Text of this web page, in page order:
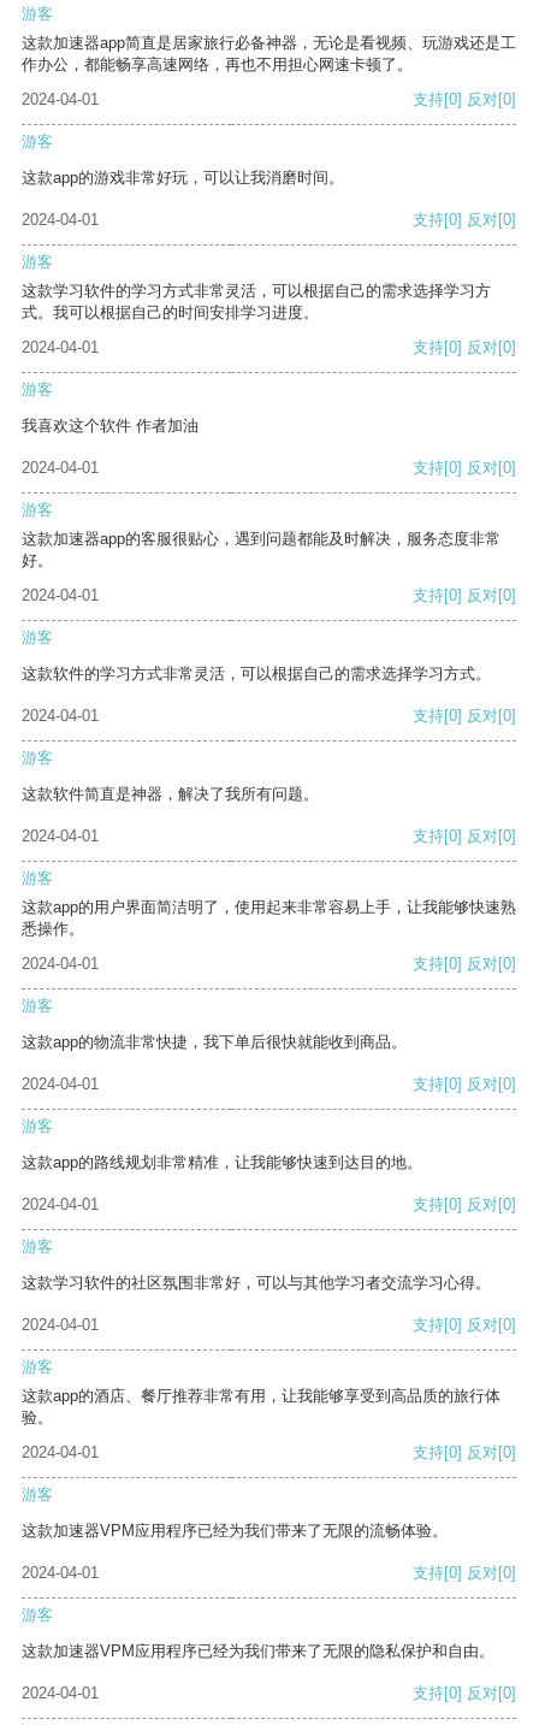
游客
这款加速器app简直是居家旅行必备神器，无论是看视频、玩游戏还是工
作办公，都能畅享高速网络，再也不用担心网速卡顿了。
2024-04-01
支持[0] 反对[0]
游客
这款app的游戏非常好玩，可以让我消磨时间。
2024-04-01 支持[0] 反对[0]
游客
这款学习软件的学习方式非常灵活，可以根据自己的需求选择学习方
式。我可以根据自己的时间安排学习进度。
2024-04-01
支持[0] 反对[0]
游客
我喜欢这个软件 作者加油
2024-04-01 支持[0] 反对[0]
游客
这款加速器app的客服很贴心，遇到问题都能及时解决，服务态度非常
好。
2024-04-01
支持[0] 反对[0]
游客
这款软件的学习方式非常灵活，可以根据自己的需求选择学习方式。
2024-04-01 支持[0] 反对[0]
游客
这款软件简直是神器，解决了我所有问题。
2024-04-01 支持[0] 反对[0]
游客
这款app的用户界面简洁明了，使用起来非常容易上手，让我能够快速熟
悉操作。
2024-04-01
支持[0] 反对[0]
游客
这款app的物流非常快捷，我下单后很快就能收到商品。
2024-04-01 支持[0] 反对[0]
游客
这款app的路线规划非常精准，让我能够快速到达目的地。
2024-04-01 支持[0] 反对[0]
游客
这款学习软件的社区氛围非常好，可以与其他学习者交流学习心得。
2024-04-01 支持[0] 反对[0]
游客
这款app的酒店、餐厅推荐非常有用，让我能够享受到高品质的旅行体
验。
2024-04-01
支持[0] 反对[0]
游客
这款加速器VPM应用程序已经为我们带来了无限的流畅体验。
2024-04-01 支持[0] 反对[0]
游客
这款加速器VPM应用程序已经为我们带来了无限的隐私保护和自由。
2024-04-01 支持[0] 反对[0]